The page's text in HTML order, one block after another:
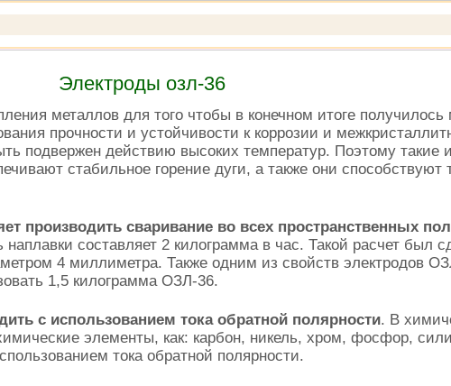
Электроды озл-36
металлов для того чтобы в конечном итоге
прочности и устойчивости к коррозии и
подвержен действию высоких температур. Поэтому такие
стабильное горение дуги, а также они
производить сваривание во всех пространственных
составляет 2 килограмма в час. Такой расчет был
4 миллиметра. Также одним из свойств электродов
1,5 килограмма ОЗЛ-36.
с использованием тока обратной полярности. В
элементы, как: карбон, никель, хром, фосфор,
тока обратной полярности.